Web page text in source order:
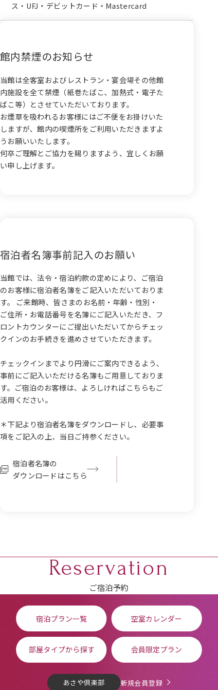
ス・UFJ・デビットカード・Mastercard
館内禁煙のお知らせ
当館は全客室およびレストラン・宴会場その他館
内施設を全て禁煙（紙巻たばこ、加熱式・電子た
ばこ等）とさせていただいております。
お煙草を吸われるお客様にはご不便をお掛けいた
しますが、館内の喫煙所をご利用いただきますよ
うお願いいたします。
何卒ご理解とご協力を賜りますよう、宜しくお願
い申し上げます。
宿泊者名簿事前記入のお願い
当館では、法令・宿泊約款の定めにより、ご宿泊
のお客様に宿泊者名簿をご記入いただいておりま
す。 ご来館時、皆さまのお名前・年齢・性別・
ご住所・お電話番号を名簿にご記入いただき、フ
ロントカウンターにご提出いただいてからチェッ
クインのお手続きを進めさせていただきます。
チェックインまでより円滑にご案内できるよう、
事前にご記入いただける名簿もご用意しておりま
す。 ご宿泊のお客様は、よろしければこちらもご
活用ください。
＊下記より宿泊者名簿をダウンロードし、必要事
項をご記入の上、当日ご持参ください。
宿泊者名簿の
ダウンロードはこちら
Reservation
ご宿泊予約
宿泊プラン一覧 空室カレンダー
部屋タイプから探す 会員限定プラン
あさや倶楽部 新規会員登録